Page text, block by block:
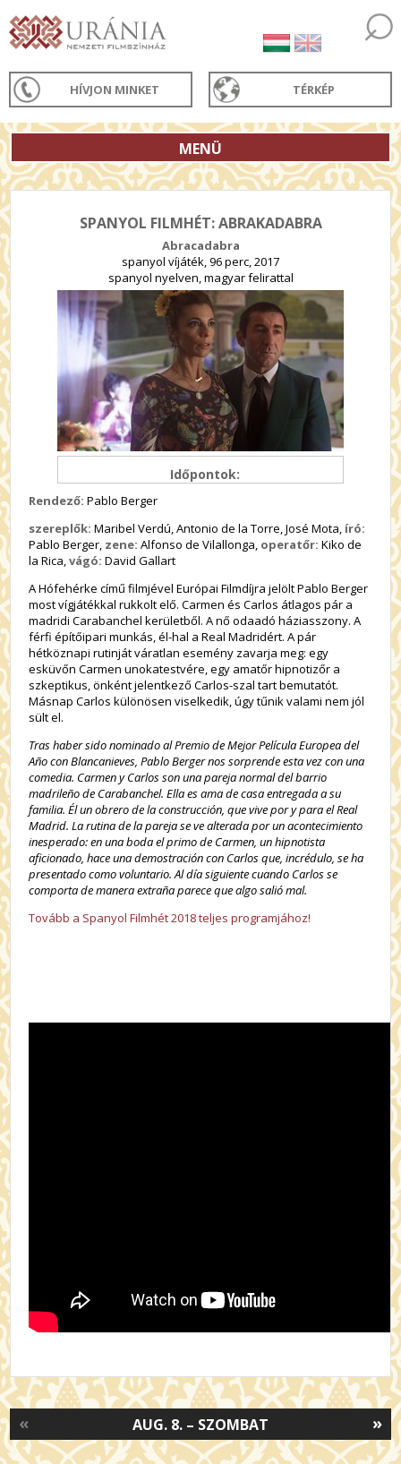
HÍVJON MINKET TÉRKÉP
MENÜ
SPANYOL FILMHÉT: ABRAKADABRA
Abracadabra
spanyol víjáték, 96 perc, 2017
spanyol nyelven, magyar felirattal
Időpontok:
Rendező: Pablo Berger
szereplők: Maribel Verdú, Antonio de la Torre, José Mota, író:
Pablo Berger, zene: Alfonso de Vilallonga, operatőr: Kiko de
la Rica,vágó: David Gallart
A Hófehérke című filmjével Európai Filmdíjra jelölt Pablo Berger
most vígjátékkal rukkolt elő. Carmen és Carlos átlagos pár a
madridi Carabanchel kerületből. A nő odaadó háziasszony. A
férfi építőipari munkás, él-hal a Real Madridért. A pár
hétköznapi rutinját váratlan esemény zavarja meg: egy
esküvőn Carmen unokatestvére, egy amatőr hipnotizőr a
szkeptikus, önként jelentkező Carlos-szal tart bemutatót.
Másnap Carlos különösen viselkedik, úgy tűnik valami nem jól
sült el.
Tras haber sido nominado al Premio de Mejor Película Europea del
Año con Blancanieves, Pablo Berger nos sorprende esta vez con una
comedia. Carmen y Carlos son una pareja normal del barrio
madrileño de Carabanchel. Ella es ama de casa entregada a su
familia. Él un obrero de la construcción, que vive por y para el Real
Madrid. La rutina de la pareja se ve alterada por un acontecimiento
inesperado: en una boda el primo de Carmen, un hipnotista
aficionado, hace una demostración con Carlos que, incrédulo, se ha
presentado como voluntario. Al día siguiente cuando Carlos se
comporta de manera extraña parece que algo salió mal.
Tovább a Spanyol Filmhét 2018 teljes programjához!
»
AUG. 8. – SZOMBAT
«